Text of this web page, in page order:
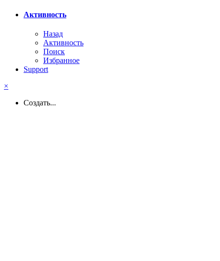
Активность
Назад
Активность
Поиск
Избранное
Support
×
Создать...